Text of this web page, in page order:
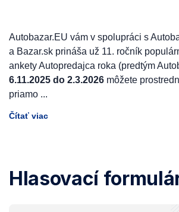
Autobazar.EU vám v spolupráci s
a Bazar.sk prináša už 11. ročník
ankety Autopredajca roka (predtým
6.11.2025 do 2.3.2026 môžete
priamo ...
Čítať viac
Hlasovací